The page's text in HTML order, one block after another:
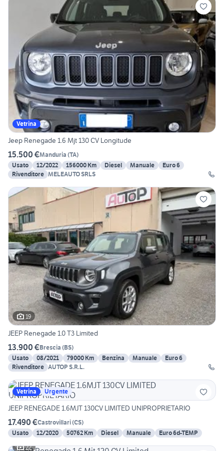
Vetrina
Jeep Renegade 1.6 Mjt 130 CV Longitude
15.500 €Manduria (TA)
Usato
12/2022 156000 Km Diesel Manuale
Euro 6
Rivenditore MELEAUTO SRLS
19
JEEP Renegade 1.0 T3 Limited
13.900 €Brescia (BS)
Usato
08/2021 79000 Km Benzina Manuale
Euro 6
Rivenditore AUTOP S.R.L.
Vetrina Urgente
JEEP RENEGADE 1.6MJT 130CV LIMITED UNIPROPRIETARIO
17.490 €Castrovillari(CS)
Usato
12/2020 50762 Km Diesel Manuale
Euro 6d-TEMP
22